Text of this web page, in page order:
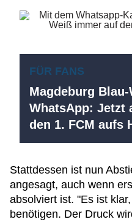
FÜR FANS
Magdeburg
WhatsApp: Jetzt
den 1. FCM aufs
Stattdessen ist nun
angesagt, auch wenn
absolviert ist. "Es ist
benötigen. Der Druck